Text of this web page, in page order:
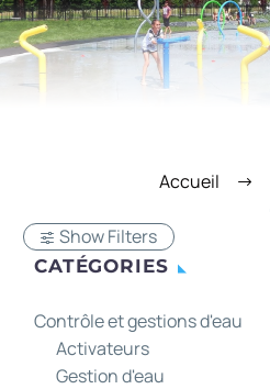
Accueil
Show Filters
CATÉGORIES
Contrôle et gestions d'eau
Activateurs
Gestion d'eau